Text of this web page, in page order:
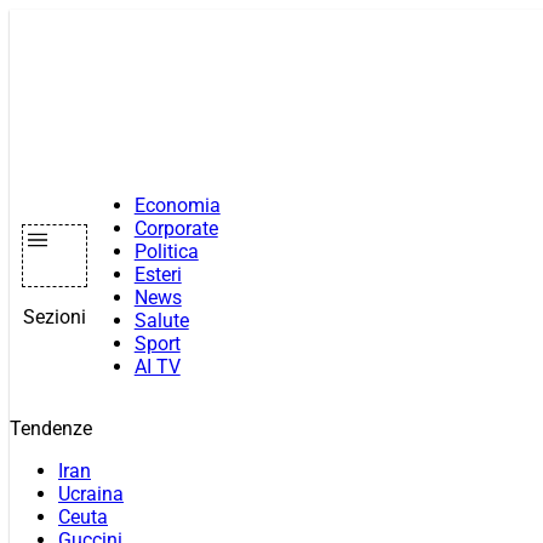
Sezioni
Economia
Corporate
Politica
Esteri
News
Salute
Sport
AI TV
Tendenze
Iran
Ucraina
Ceuta